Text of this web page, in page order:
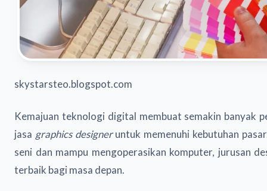
skystarsteo.blogspot.com
Kemajuan teknologi digital membuat semakin banyak
jasa graphics designeruntuk memenuhi kebutuhan
seni dan mampu mengoperasikan komputer, jurusan
terbaik bagi masa depan.